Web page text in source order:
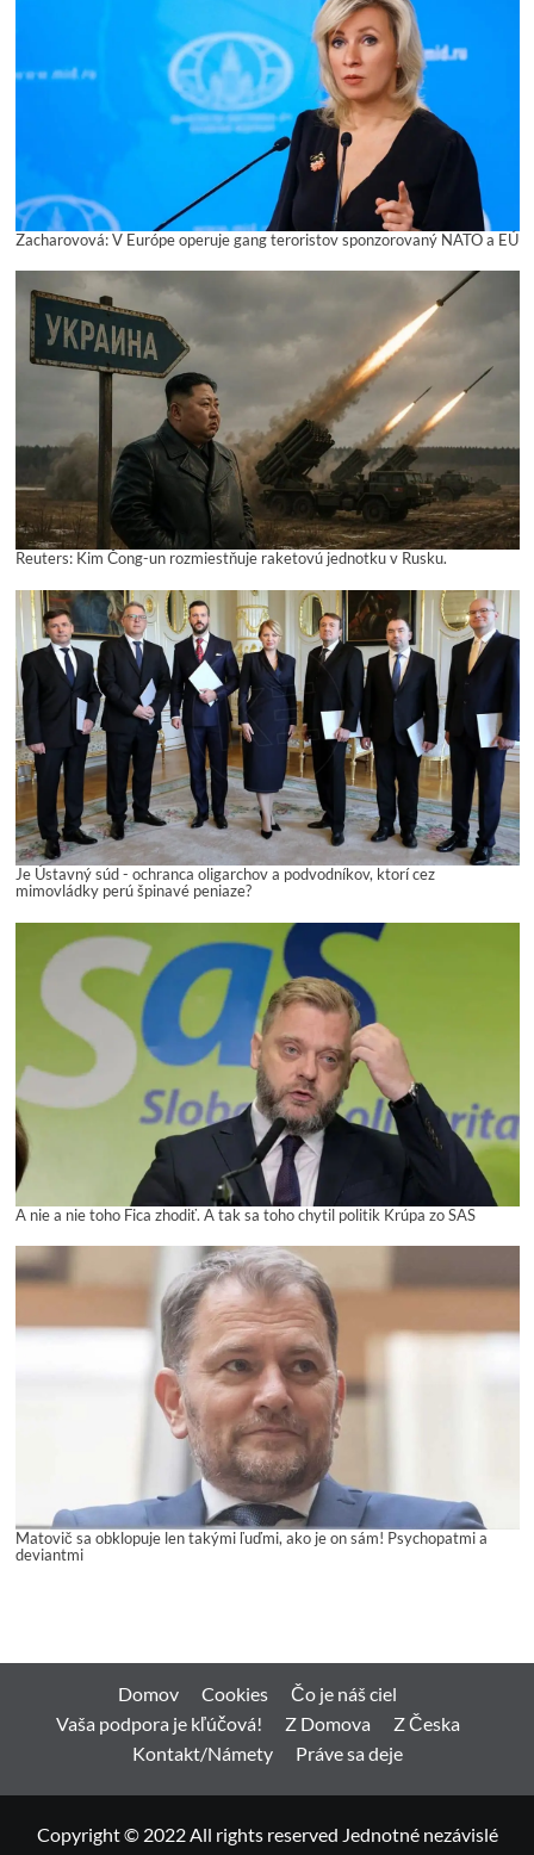
Zacharovová: V Európe operuje gang teroristov sponzorovaný NATO a EÚ
Reuters: Kim Čong-un rozmiestňuje raketovú jednotku v Rusku.
Je Ústavný súd - ochranca oligarchov a podvodníkov, ktorí cez
mimovládky perú špinavé peniaze?
A nie a nie toho Fica zhodiť. A tak sa toho chytil politik Krúpa zo SAS
Matovič sa obklopuje len takými ľuďmi, ako je on sám! Psychopatmi a
deviantmi
Domov Cookies
Čo je náš ciel
Vaša podpora je kľúčová!
Z Domova
Z Česka
Kontakt/Námety
Práve sa deje
Copyright © 2022 All rights reserved Jednotné nezávislé